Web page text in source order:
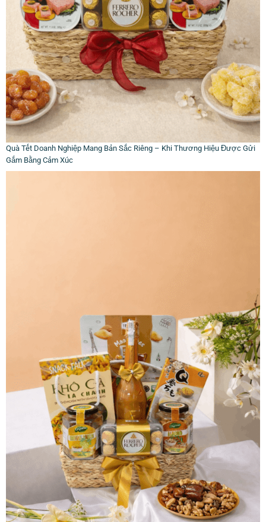
Quà Tết Doanh Nghiệp Mang Bản Sắc Riêng – Khi Thương Hiệu Được Gửi
Gắm Bằng Cảm Xúc